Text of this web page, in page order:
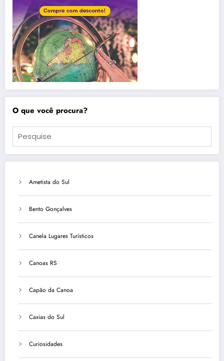
O que você procura?
Ametista do Sul
Bento Gonçalves
Canela Lugares Turísticos
Canoas RS
Capão da Canoa
Caxias do Sul
Curiosidades